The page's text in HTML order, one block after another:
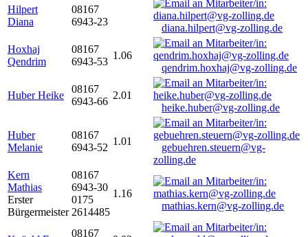
Hilpert
Diana
08167
6943-23
diana.hilpert@vg-zolling.de
Hoxhaj
Qendrim
08167
6943-53
1.06
qendrim.hoxhaj@vg-zolling.de
Huber Heike
08167
6943-66
2.01
heike.huber@vg-zolling.de
Huber
Melanie
08167
6943-52
1.01
gebuehren.steuern@vg-
zolling.de
Kern
Mathias
Erster
Bürgermeister
08167
6943-30
0175
2614485
1.16
mathias.kern@vg-zolling.de
08167